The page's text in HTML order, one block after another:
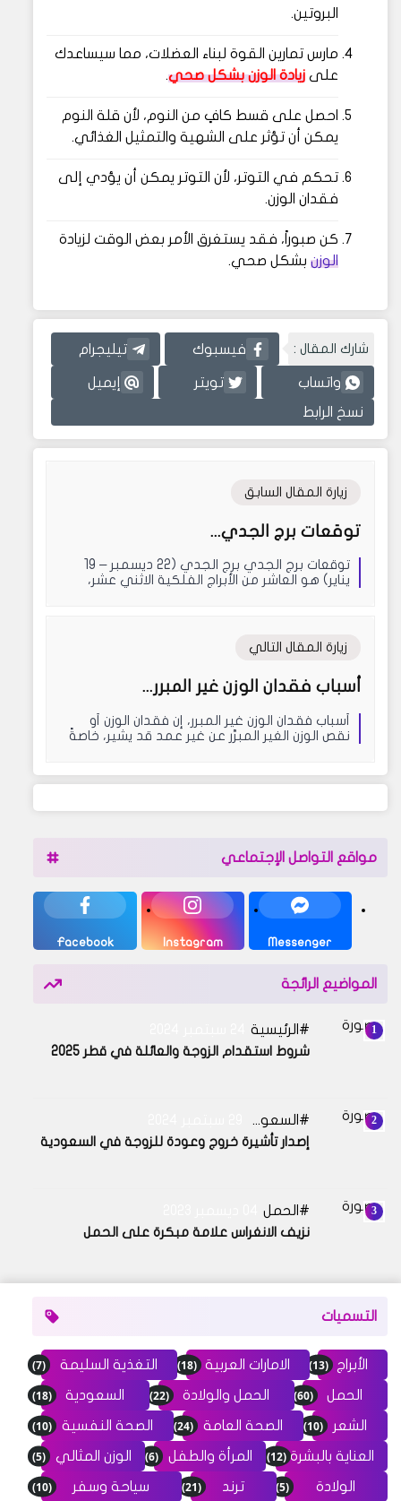
البروتين.
مارس تمارين القوة لبناء العضلات، مما سيساعدك
على زيادة الوزن بشكل صحي.
احصل على قسط كافٍ من النوم، لأن قلة النوم
يمكن أن تؤثر على الشهية والتمثيل الغذائي.
تحكم في التوتر، لأن التوتر يمكن أن يؤدي إلى
فقدان الوزن.
كن صبوراً، فقد يستغرق الأمر بعض الوقت لزيادة
الوزن بشكل صحي.
شارك المقال : فيسبوك تيليجرام
واتساب تويتر إيميل
نسخ الرابط
زيارة المقال السابق
توقعات برج الجدي...
توقعات برج الجدي برج الجدي (22 ديسمبر – 19
يناير) هو العاشر من الأبراج الفلكية الاثني عشر،
زيارة المقال التالي
أسباب فقدان الوزن غير المبرر...
أسباب فقدان الوزن غير المبرر، إن فقدان الوزن أو
نقص الوزن الغير المبرَّر عن غير عمد قد يشير، خاصةً
مواقع التواصل الإجتماعي
Messenger
Instagram
Facebook
المواضيع الرائجة
الرئيسية
شروط استقدام الزوجة والعائلة في قطر 2025
السعودية
إصدار تأشيرة خروج وعودة للزوجة في السعودية
الحمل
نزيف الانغراس علامة مبكرة على الحمل
التسميات
الأبراج (13) الامارات العربية (18) التغذية السليمة (7)
الحمل (60) الحمل والولادة (22) السعودية (18)
الشعر (10) الصحة العامة (24) الصحة النفسية (10)
العناية بالبشرة (12) المرأة والطفل (6) الوزن المثالي (5)
الولادة (5) ترند (21) سياحة وسفر (10)